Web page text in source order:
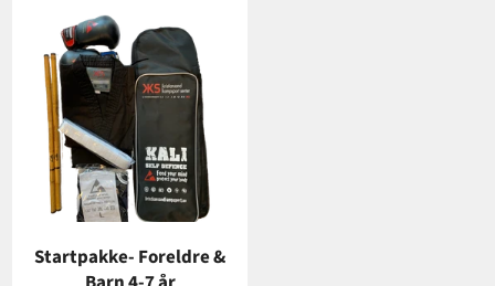
Startpakke- Foreldre &